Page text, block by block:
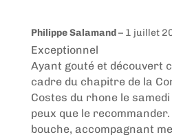
Philippe Salamand– 1 juillet
Exceptionnel
Ayant gouté et découvert
cadre du chapitre de la
Costes du rhone le
peux que le
bouche, accompagnant